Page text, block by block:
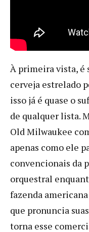
À primeira vista, é
cerveja estrelado
isso já é quase o
de qualquer lista.
Old Milwaukee
apenas como ele
convencionais da
orquestral
fazenda
que pronuncia
torna esse